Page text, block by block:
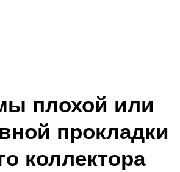
плохой или
прокладки
коллектора